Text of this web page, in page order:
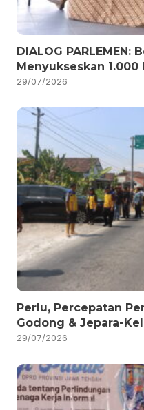
DIALOG PARLEMEN:
Menyukseskan
29/07/2026
Perlu, Percepatan
Godong & Jepara-
29/07/2026